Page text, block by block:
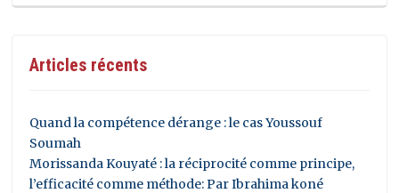
Articles récents
Quand la compétence dérange : le cas Youssouf
Soumah
Morissanda Kouyaté : la réciprocité comme principe,
l’efficacité comme méthode: Par Ibrahima koné